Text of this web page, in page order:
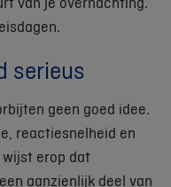
serieus
geen goed idee.
reactiesnelheid en
erop dat
aanzienlijk deel van